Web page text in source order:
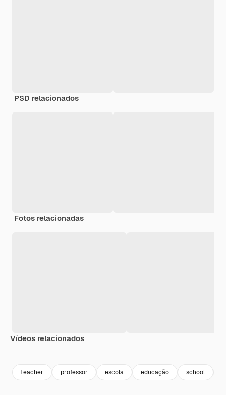
PSD relacionados
Fotos relacionadas
Vídeos relacionados
teacher professor escola educação school